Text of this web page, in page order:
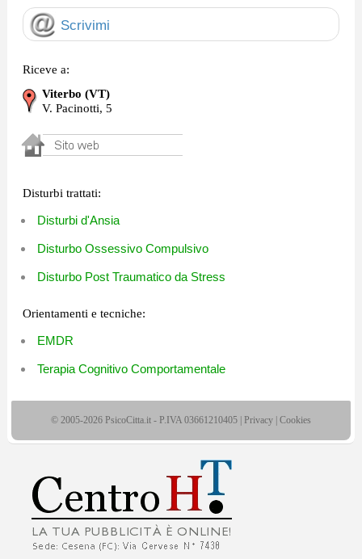
Scrivimi
Riceve a:
Viterbo (VT)
V. Pacinotti, 5
Disturbi trattati:
Disturbi d'Ansia
Disturbo Ossessivo Compulsivo
Disturbo Post Traumatico da Stress
Orientamenti e tecniche:
EMDR
Terapia Cognitivo Comportamentale
© 2005-2026 PsicoCitta.it - P.IVA 03661210405 | Privacy Cookies